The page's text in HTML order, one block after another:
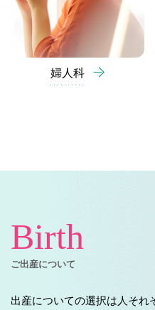
婦人科
Birth
ご出産について
出産についての選択は人それ